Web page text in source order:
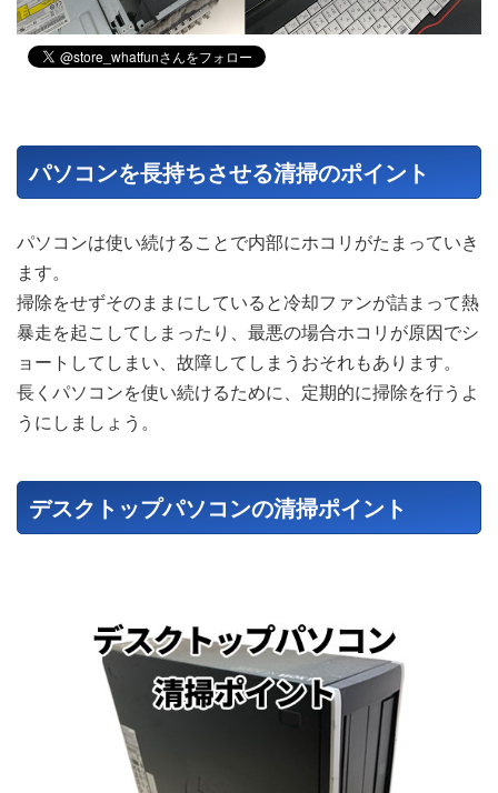
パソコンを長持ちさせる清掃のポイント
パソコンは使い続けることで内部にホコリがたまっていき
ます。
掃除をせずそのままにしていると冷却ファンが詰まって熱
暴走を起こしてしまったり、最悪の場合ホコリが原因でシ
ョートしてしまい、故障してしまうおそれもあります。
長くパソコンを使い続けるために、定期的に掃除を行うよ
うにしましょう。
デスクトップパソコンの清掃ポイント